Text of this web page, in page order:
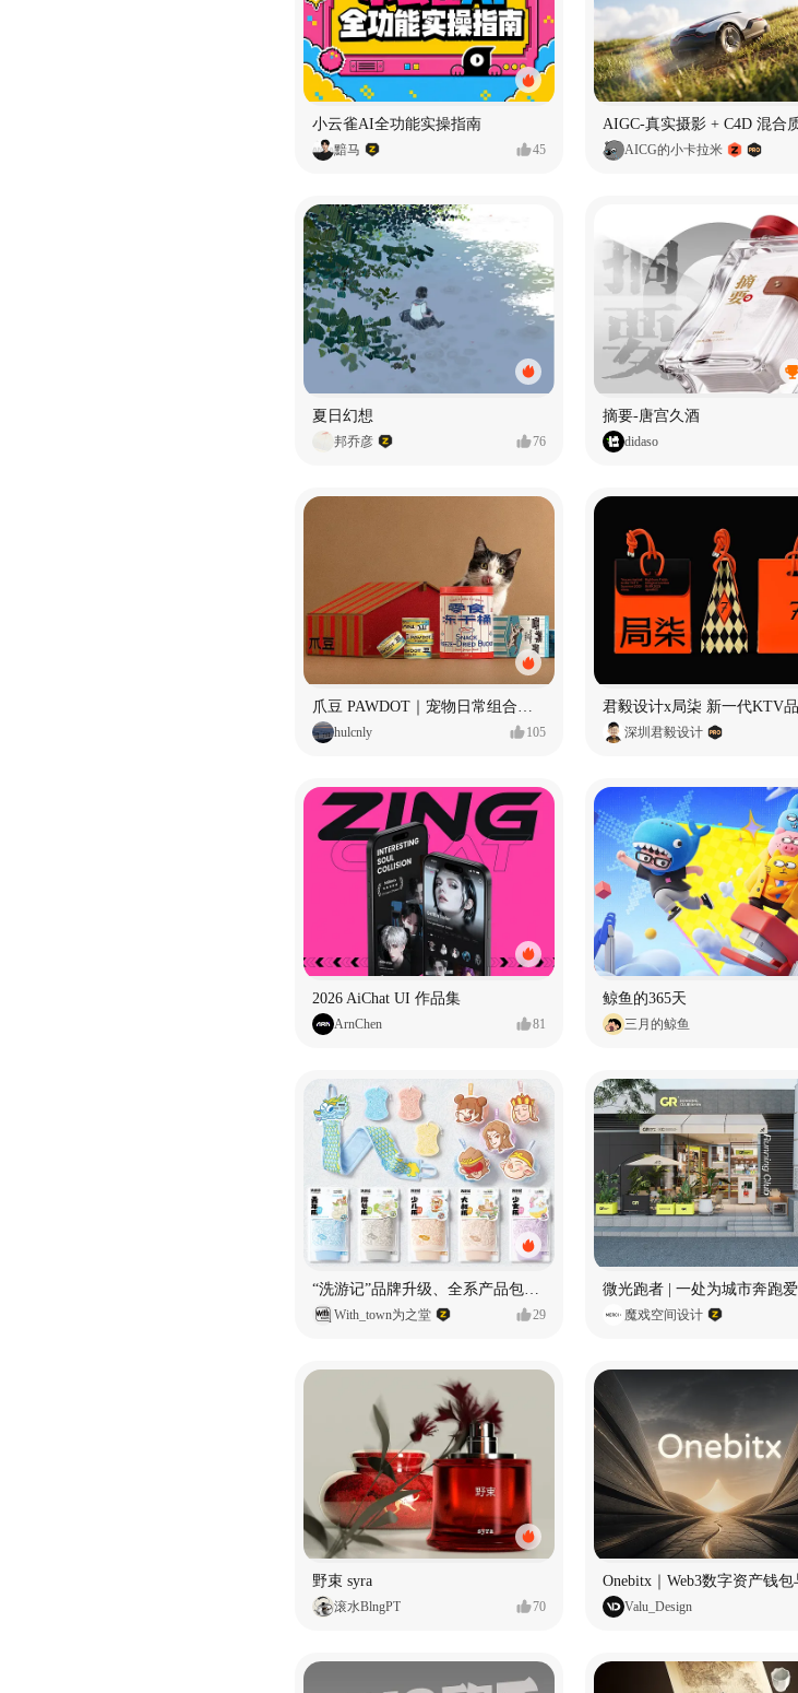
小云雀AI全功能实操指南
黯马 45 AICG的小卡拉米
夏日幻想
邦乔彦 76
摘要-唐宫久酒
didaso
爪豆 PAWDOT｜宠物日常组合礼盒包装设计
hulcnly 105 深圳君毅设计
2026 AiChat UI 作品集
ArnChen 81
鲸鱼的365天
三月的鲸鱼
“洗游记”品牌升级、全系产品包装设计、店堆设计
With_town为之堂 29 魔戏空间设计
野束 syra
滚水BlngPT 70 Valu_Design